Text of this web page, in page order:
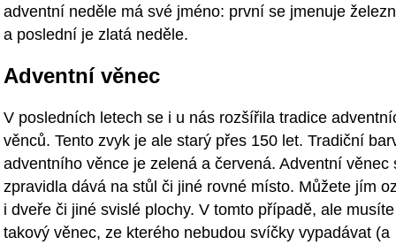
adventní neděle má své jméno: první se jmenuje
a poslední je zlatá neděle.
Adventní věnec
V posledních letech se i u nás rozšířila tradice
věnců. Tento zvyk je ale starý přes 150 let. Tradiční
adventního věnce je zelená a červená. Adventní věnec
zpravidla dává na stůl či jiné rovné místo. Můžete jím
i dveře či jiné svislé plochy. V tomto případě, ale
takový věnec, ze kterého nebudou svíčky vypadávat (a